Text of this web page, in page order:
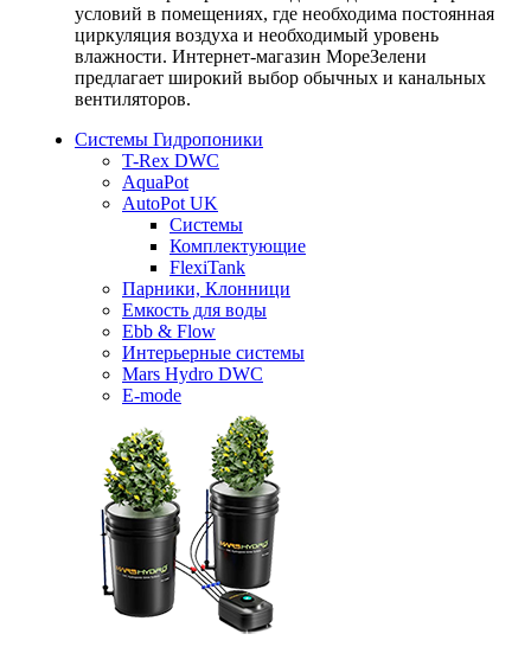
условий в помещениях, где необходима постоянная
циркуляция воздуха и необходимый уровень
влажности. Интернет-магазин МореЗелени
предлагает широкий выбор обычных и канальных
вентиляторов.
Системы Гидропоники
T-Rex DWC
AquaPot
AutoPot UK
Системы
Комплектующие
FlexiTank
Парники, Клонници
Емкость для воды
Ebb & Flow
Интерьерные системы
Mars Hydro DWC
E-mode